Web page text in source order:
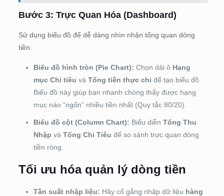
Bước 3: Trực Quan Hóa (Dashboard)
Sử dụng biểu đồ để dễ dàng nhìn nhận tổng quan dòng
tiền.
Biểu đồ hình tròn (Pie Chart): Chọn dải ô Hạng
mục Chi tiêu và Tổng tiền thực chi để tạo biểu đồ.
Biểu đồ này giúp bạn nhanh chóng thấy được hạng
mục nào “ngốn” nhiều tiền nhất (Quy tắc 80/20).
Biểu đồ cột (Column Chart): Biểu diễn Tổng Thu
Nhập và Tổng Chi Tiêu để so sánh trực quan dòng
tiền ròng.
Tối ưu hóa quản lý dòng tiền
Tần suất nhập liệu: Hãy cố gắng nhập dữ liệu hàng